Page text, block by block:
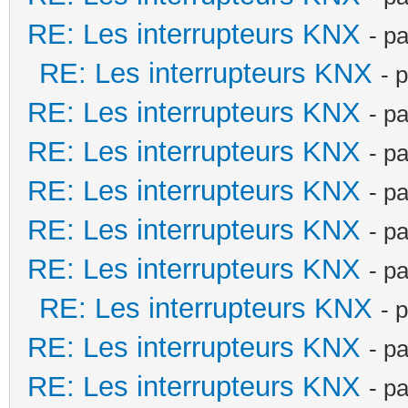
RE: Les interrupteurs KNX -
RE: Les interrupteurs KNX -
RE: Les interrupteurs KNX -
RE: Les interrupteurs KNX -
RE: Les interrupteurs KNX -
RE: Les interrupteurs KNX -
RE: Les interrupteurs KNX -
RE: Les interrupteurs KNX -
RE: Les interrupteurs KNX -
RE: Les interrupteurs KNX -